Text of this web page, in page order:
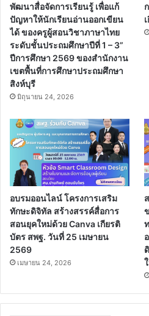
พัฒนาสื่อจัดการเรียนรู้ เพื่อแก้
ปัญหาให้นักเรียนอ่านออกเขียน
ได้ ของครูผู้สอนวิชาภาษาไทย
ระดับชั้นประถมศึกษาปีที่ 1 – 3”
ปีการศึกษา 2569 ของสำนักงาน
เขตพื้นที่การศึกษาประถมศึกษา
สิงห์บุรี
มิถุนายน 24, 2026
อบรมออนไลน์ โครงการเสริม
ทักษะดิจิทัล สร้างสรรค์สื่อการ
สอนยุคใหม่ด้วย Canva เกียรติ
บัตร สพฐ. วันที่ 25 เมษายน
2569
เมษายน 24, 2026